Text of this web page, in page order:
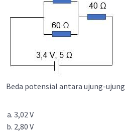
Beda potensial antara ujung-
3,02 V
2,80 V